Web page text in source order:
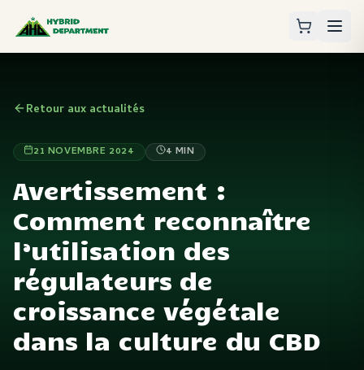
Retour aux actualités
21 NOVEMBRE 2024 4 MIN
Avertissement :
Comment reconnaître
l’utilisation des
régulateurs de
croissance végétale
dans la culture du CBD